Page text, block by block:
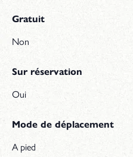
Gratuit
Non
Sur réservation
Oui
Mode de déplacement
A pied